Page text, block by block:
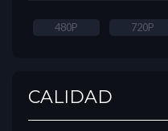
480P 720P
CALIDAD